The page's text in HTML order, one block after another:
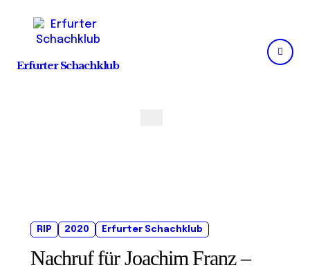
content
Erfurter Schachklub
RIP 2020 Erfurter Schachklub
Nachruf für Joachim Franz –